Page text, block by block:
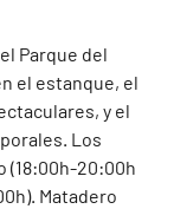
Parque del
el estanque, el
y el
Los
(18:00h-20:00h
Matadero